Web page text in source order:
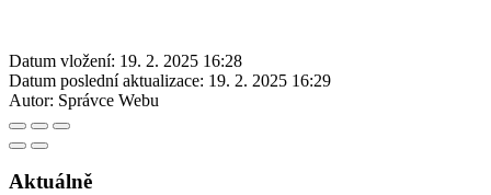
Datum vložení: 19. 2. 2025 16:28
Datum poslední aktualizace: 19. 2. 2025 16:29
Autor: Správce Webu
Aktuálně